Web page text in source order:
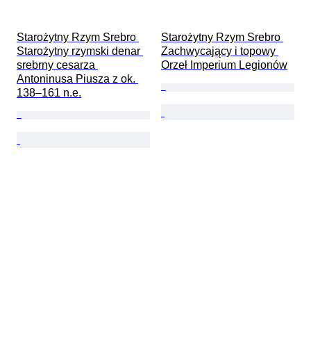
Starożytny Rzym Srebro
Starożytny rzymski denar
srebrny cesarza
Antoninusa Piusza z ok.
138–161 n.e.
Starożytny Rzym Srebro
Zachwycający i topowy
Orzeł Imperium Legionów